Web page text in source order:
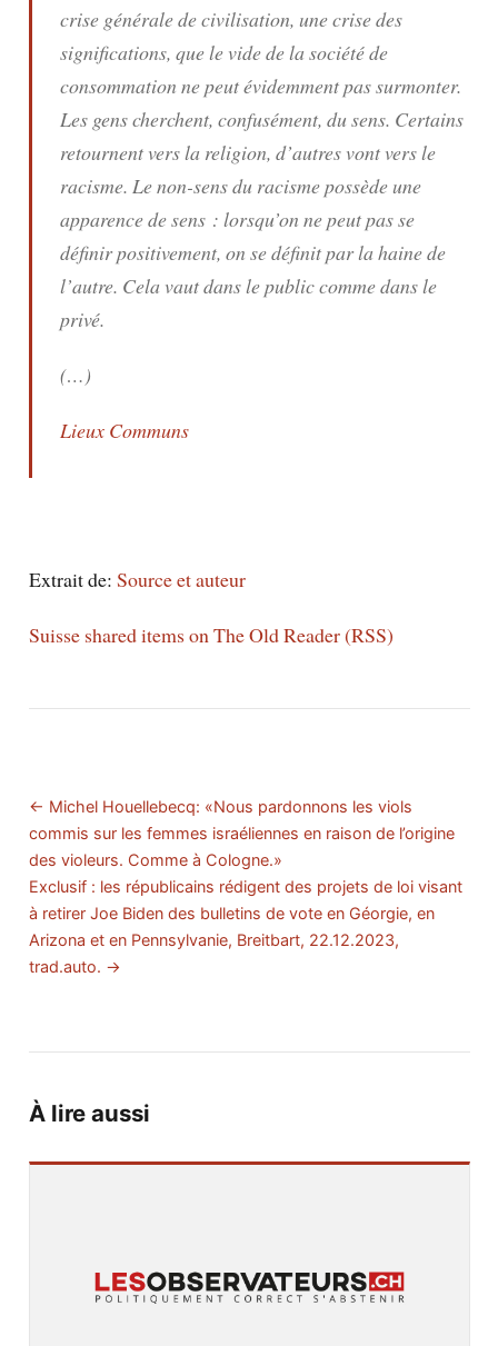
crise générale de civilisation, une crise des
significations, que le vide de la société de
consommation ne peut évidemment pas surmonter.
Les gens cherchent, confusément, du sens. Certains
retournent vers la religion, d’autres vont vers le
racisme. Le non-sens du racisme possède une
apparence de sens : lorsqu’on ne peut pas se
définir positivement, on se définit par la haine de
l’autre. Cela vaut dans le public comme dans le
privé.
(…)
Lieux Communs
Extrait de: Source et auteur
Suisse shared items on The Old Reader (RSS)
← Michel Houellebecq: «Nous pardonnons les viols
commis sur les femmes israéliennes en raison de l’origine
des violeurs. Comme à Cologne.»
Exclusif : les républicains rédigent des projets de loi visant
à retirer Joe Biden des bulletins de vote en Géorgie, en
Arizona et en Pennsylvanie, Breitbart, 22.12.2023,
trad.auto. →
À lire aussi